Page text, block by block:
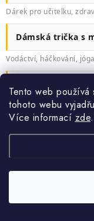
Tento web
tohoto webu
Více informací zde.
Dárek pro učitelku,
Dámská trička s
Vodáctví, háčkování,
Letní nebo sportovnější
CO JE DOBRÉ